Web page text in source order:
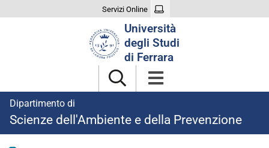
Servizi Online
Università
degli Studi
di Ferrara
Dipartimento di
Scienze dell'Ambiente e della Prevenzione